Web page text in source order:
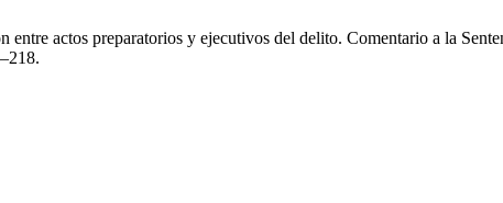
actos preparatorios y ejecutivos del delito. Comentario a la